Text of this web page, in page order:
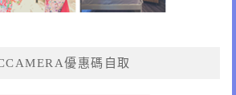
優惠碼自取